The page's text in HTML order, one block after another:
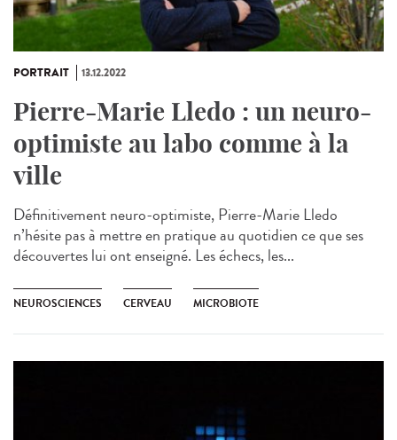
PORTRAIT 13.12.2022
Pierre-Marie Lledo : un neuro-
optimiste au labo comme à la
ville
Définitivement neuro-optimiste, Pierre-Marie Lledo
n’hésite pas à mettre en pratique au quotidien ce que ses
découvertes lui ont enseigné. Les échecs, les...
NEUROSCIENCES CERVEAU MICROBIOTE